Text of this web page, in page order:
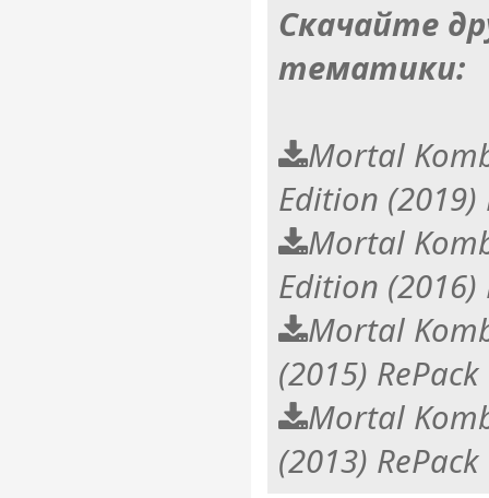
Скачайте
тематики:
Mortal
Edition
Mortal
Edition
Mortal
(2015)
Mortal
(2013)